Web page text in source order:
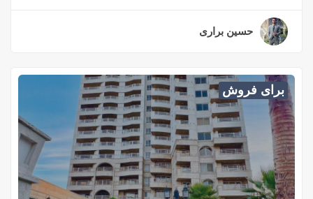
حسین براری
برای فروش